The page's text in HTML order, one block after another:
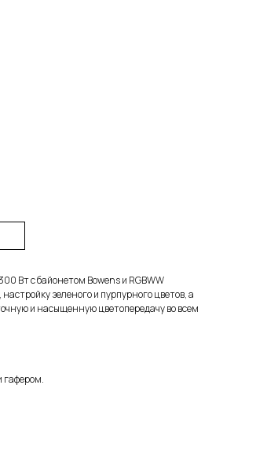
Вт с байонетом Bowens и RGBWW
зеленого и пурпурного цветов, а
и насыщенную цветопередачу во всем
гафером.